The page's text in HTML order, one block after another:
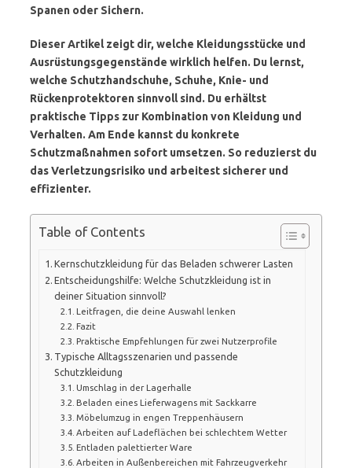
Spanen oder Sichern.
Dieser Artikel zeigt dir, welche Kleidungsstücke und
Ausrüstungsgegenstände wirklich helfen. Du lernst,
welche Schutzhandschuhe, Schuhe, Knie- und
Rückenprotektoren sinnvoll sind. Du erhältst
praktische Tipps zur Kombination von Kleidung und
Verhalten. Am Ende kannst du konkrete
Schutzmaßnahmen sofort umsetzen. So reduzierst du
das Verletzungsrisiko und arbeitest sicherer und
effizienter.
Table of Contents
Kernschutzkleidung für das Beladen schwerer Lasten
Entscheidungshilfe: Welche Schutzkleidung ist in
deiner Situation sinnvoll?
Leitfragen, die deine Auswahl lenken
Fazit
Praktische Empfehlungen für zwei Nutzerprofile
Typische Alltagsszenarien und passende
Schutzkleidung
Umschlag in der Lagerhalle
Beladen eines Lieferwagens mit Sackkarre
Möbelumzug in engen Treppenhäusern
Arbeiten auf Ladeflächen bei schlechtem Wetter
Entladen palettierter Ware
Arbeiten in Außenbereichen mit Fahrzeugverkehr